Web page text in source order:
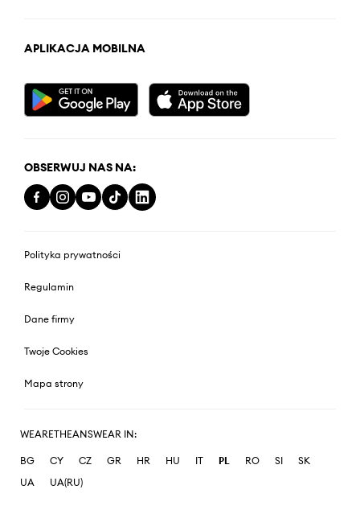
APLIKACJA MOBILNA
OBSERWUJ NAS NA:
Polityka prywatności
Regulamin
Dane firmy
Twoje Cookies
Mapa strony
WEARETHEANSWEAR IN:
BG CY CZ GR HR HU IT PL RO SI
SK
UA
UA(RU)